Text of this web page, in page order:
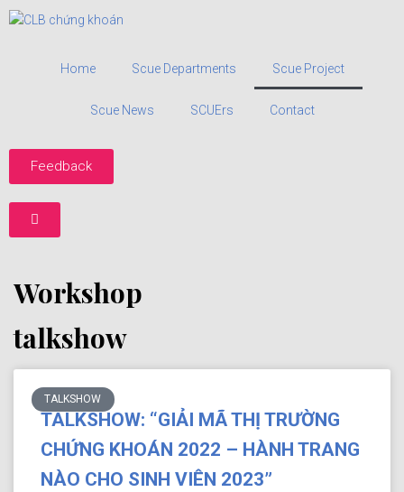
Home Scue Departments Scue Project
Scue News SCUErs Contact
Feedback
Workshop
talkshow
TALKSHOW
TALKSHOW: “GIẢI MÃ THỊ TRƯỜNG
CHỨNG KHOÁN 2022 – HÀNH TRANG
NÀO CHO SINH VIÊN 2023”